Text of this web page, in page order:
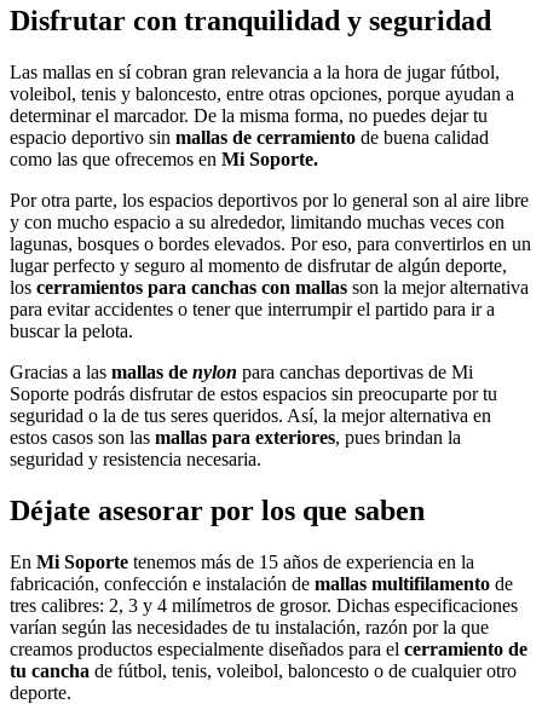
Disfrutar con tranquilidad y seguridad
Las mallas en sí cobran gran relevancia a la hora de jugar fútbol,
voleibol, tenis y baloncesto, entre otras opciones, porque ayudan a
determinar el marcador. De la misma forma, no puedes dejar tu
espacio deportivo sin mallas de cerramiento de buena calidad
como las que ofrecemos en Mi Soporte.
Por otra parte, los espacios deportivos por lo general son al aire libre
y con mucho espacio a su alrededor, limitando muchas veces con
lagunas, bosques o bordes elevados. Por eso, para convertirlos en un
lugar perfecto y seguro al momento de disfrutar de algún deporte,
los cerramientos para canchas con mallas son la mejor alternativa
para evitar accidentes o tener que interrumpir el partido para ir a
buscar la pelota.
Gracias a las mallas de nylon para canchas deportivas de Mi
Soporte podrás disfrutar de estos espacios sin preocuparte por tu
seguridad o la de tus seres queridos. Así, la mejor alternativa en
estos casos son las mallas para exteriores, pues brindan la
seguridad y resistencia necesaria.
Déjate asesorar por los que saben
En Mi Soporte tenemos más de 15 años de experiencia en la
fabricación, confección e instalación de mallas multifilamento de
tres calibres: 2, 3 y 4 milímetros de grosor. Dichas especificaciones
varían según las necesidades de tu instalación, razón por la que
creamos productos especialmente diseñados para el cerramiento de
tu cancha de fútbol, tenis, voleibol, baloncesto o de cualquier otro
deporte.